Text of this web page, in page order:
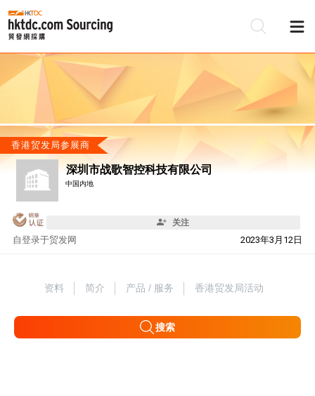
香港贸发局参展商
深圳市战歌智控科技有限公司
中国内地
关注
自 2023年3月12日
登录于贸发网
资料 简介 产品 / 服务 香港贸发局活动
搜索